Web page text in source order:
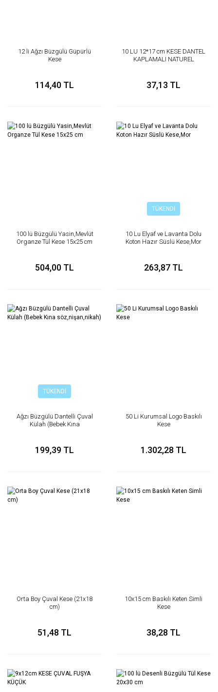
12 li Ağzı Büzgülü Güpürlü
Kese
114,40 TL
10 LU 12*17 cm KESE DANTEL
KAPLAMALI NATUREL
37,13 TL
100 lü Büzgülü Yasin,Mevlüt
Organze Tül Kese 15x25 cm
504,00 TL
TÜKENDİ
10 Lu Elyaf ve Lavanta Dolu
Koton Hazır Süslü Kese,Mor
263,87 TL
TÜKENDİ
Ağzı Büzgülü Dantelli Çuval
Külah (Bebek Kına
199,39 TL
50 Li Kurumsal Logo Baskılı
Kese
1.302,28 TL
Orta Boy Çuval Kese (21x18
cm)
51,48 TL
10x15 cm Baskılı Keten Simli
Kese
38,28 TL